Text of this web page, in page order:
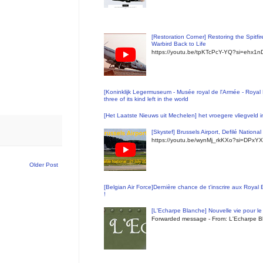
Older Post
[Restoration Corner] Restoring the
Warbird Back to Life
https://youtu.be/tpKTcPcY-
[Koninklijk Legermuseum - Musée royal de l'Armée -
three of its kind left in the world
[Het Laatste Nieuws uit Mechelen] het vroegere vliegveld
[Skystef] Brussels Airport, Defilé
https://youtu.be/
[Belgian Air Force]Dernière chance de t'inscrire aux Royal
!
[L'Echarpe Blanche] Nouvelle vie pour
Forwarded message - From: L'Echarpe